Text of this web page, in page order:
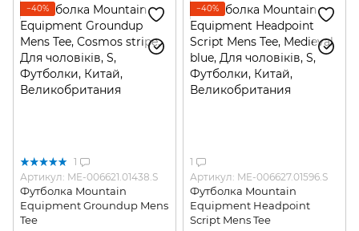
−40%
1
Артикул: ME-006621.01438.S
Футболка Mountain
Equipment Groundup Mens
Tee
−40%
1
Артикул: ME-006627.01596.S
Футболка Mountain
Equipment Headpoint
Script Mens Tee